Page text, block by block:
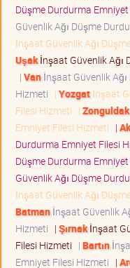
Düşme Durdurma
Güvenlik Ağı Düşme
İnşaat Güvenlik Ağı
Uşakİnşaat Güvenlik Ağı
| Vanİnşaat Güvenlik
Hizmeti | Yozgatİnşaat
Filesi Hizmeti | Zonguldak
Emniyet Filesi Hizmeti |
Durdurma Emniyet Filesi
Düşme Durdurma
Güvenlik Ağı Düşme
İnşaat Güvenlik Ağı
Batmanİnşaat Güvenlik
Hizmeti | Şırnakİnşaat
Filesi Hizmeti | Bartın
Emniyet Filesi Hizmeti |